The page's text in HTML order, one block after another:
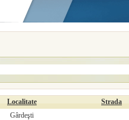
Localitate Strada
Gârdeşti